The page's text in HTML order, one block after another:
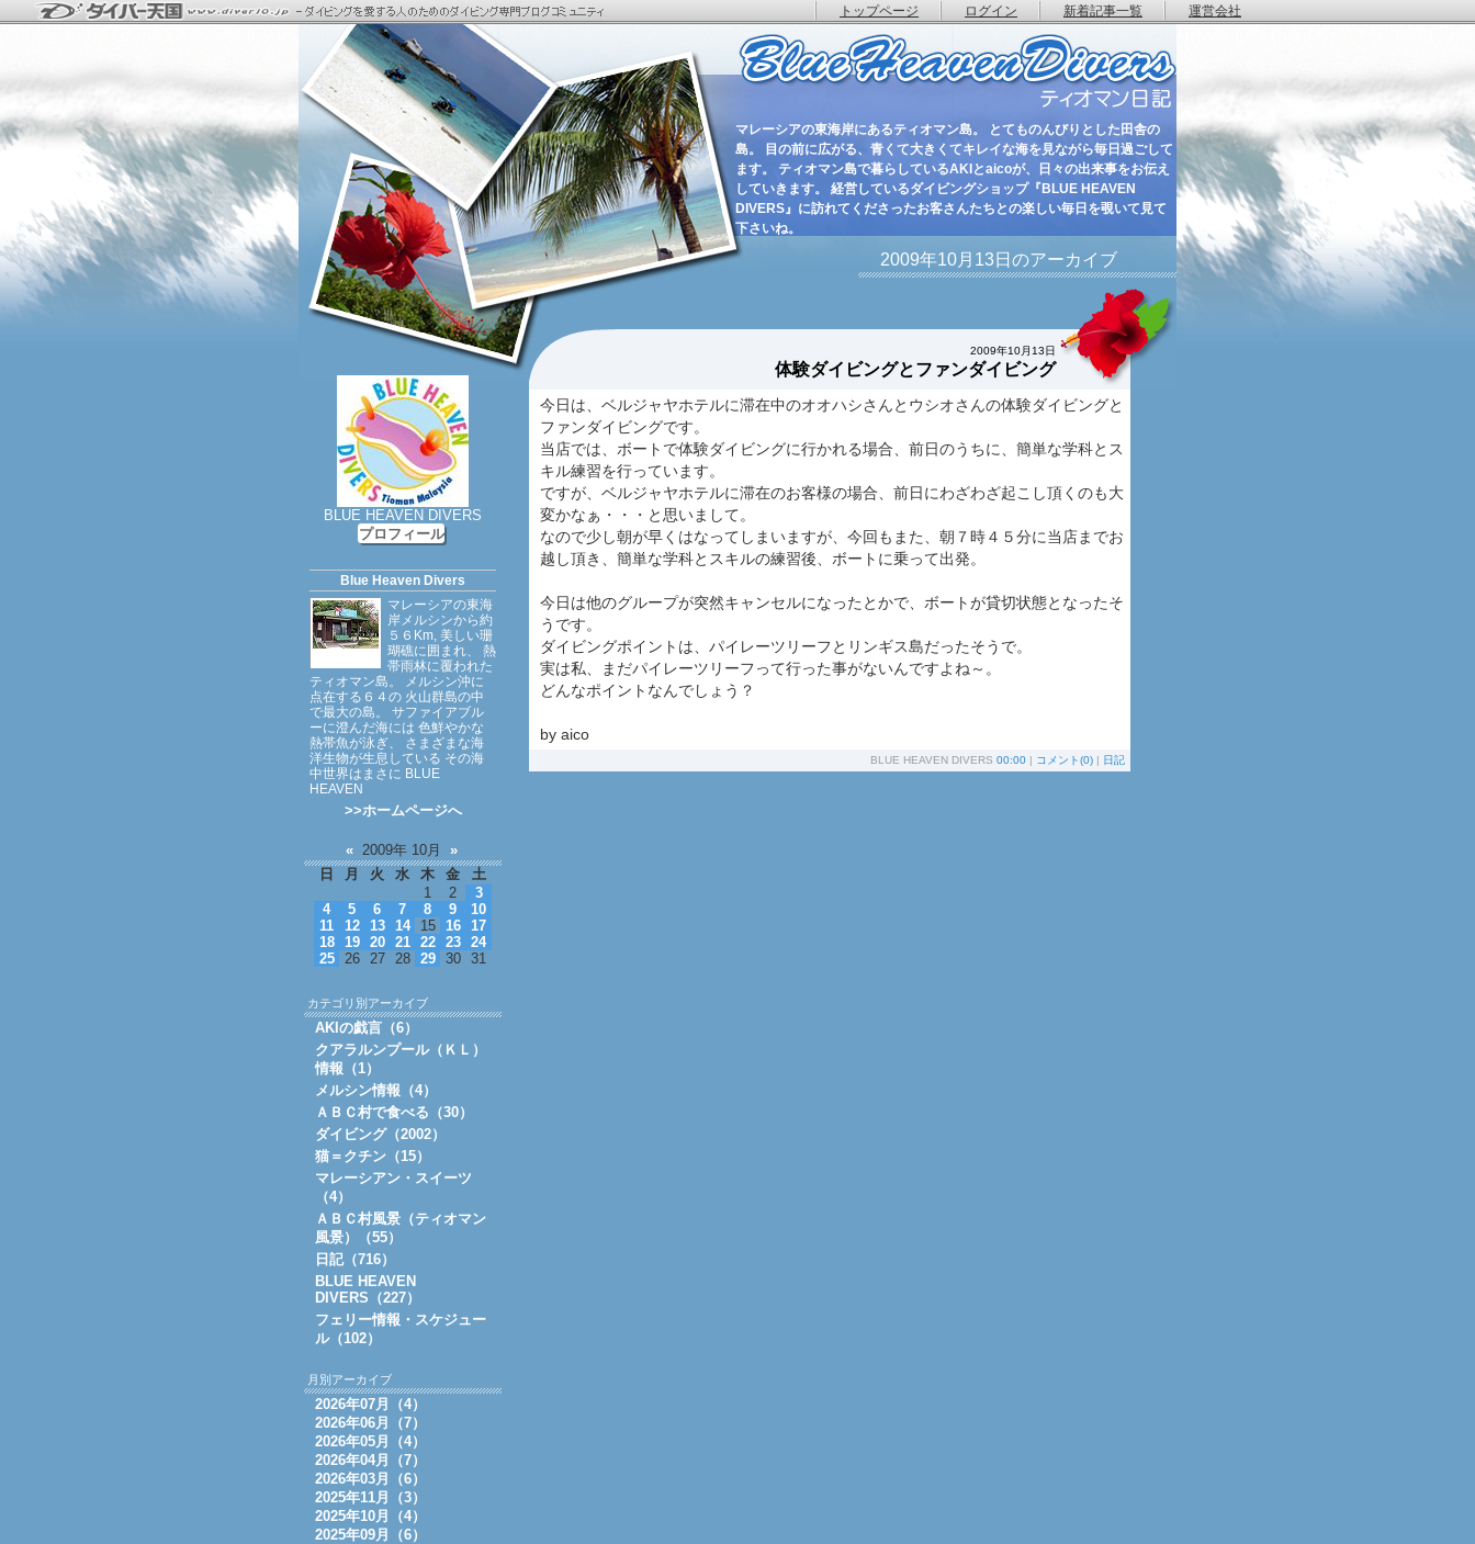
トップページ ログイン 新着記事一覧 運営会社
マレーシアの東海岸にあるティオマン島。 とてものんびりとした田舎の
島。 目の前に広がる、青くて大きくてキレイな海を見ながら毎日過ごして
ます。 ティオマン島で暮らしているAKIとaicoが、日々の出来事をお伝え
していきます。 経営しているダイビングショップ『BLUE HEAVEN
DIVERS』に訪れてくださったお客さんたちとの楽しい毎日を覗いて見て
下さいね。
2009年10月13日のアーカイブ
2009年10月13日
体験ダイビングとファンダイビング
今日は、ベルジャヤホテルに滞在中のオオハシさんとウシオさんの体験ダイビングと
ファンダイビングです。
当店では、ボートで体験ダイビングに行かれる場合、前日のうちに、簡単な学科とス
キル練習を行っています。
ですが、ベルジャヤホテルに滞在のお客様の場合、前日にわざわざ起こし頂くのも大
変かなぁ・・・と思いまして。
なので少し朝が早くはなってしまいますが、今回もまた、朝７時４５分に当店までお
越し頂き、簡単な学科とスキルの練習後、ボートに乗って出発。
今日は他のグループが突然キャンセルになったとかで、ボートが貸切状態となったそ
うです。
ダイビングポイントは、パイレーツリーフとリンギス島だったそうで。
実は私、まだパイレーツリーフって行った事がないんですよね～。
どんなポイントなんでしょう？
by aico
BLUE HEAVEN DIVERS 00:00 | コメント(0) | 日記
BLUE HEAVEN DIVERS
プロフィール
Blue Heaven Divers
マレーシアの東海
岸メルシンから約
５６Km, 美しい珊
瑚礁に囲まれ、 熱
帯雨林に覆われた
ティオマン島。 メルシン沖に
点在する６４の 火山群島の中
で最大の島。 サファイアブル
ーに澄んだ海には 色鮮やかな
熱帯魚が泳ぎ、 さまざまな海
洋生物が生息している その海
中世界はまさに BLUE
HEAVEN
>>ホームページへ
« 2009年 10月 »
日
月 火 水 木 金
土
1
2
3
4
5 6 7 8 9
10
11
12 13 14 15 16
17
18
19 20 21 22 23
24
25
26 27 28 29 30 31
カテゴリ別アーカイブ
AKIの戯言（6）
クアラルンプール（ＫＬ）
情報（1）
メルシン情報（4）
ＡＢＣ村で食べる（30）
ダイビング（2002）
猫＝クチン（15）
マレーシアン・スイーツ
（4）
ＡＢＣ村風景（ティオマン
風景）（55）
日記（716）
BLUE HEAVEN
DIVERS（227）
フェリー情報・スケジュー
ル（102）
月別アーカイブ
2026年07月（4）
2026年06月（7）
2026年05月（4）
2026年04月（7）
2026年03月（6）
2025年11月（3）
2025年10月（4）
2025年09月（6）